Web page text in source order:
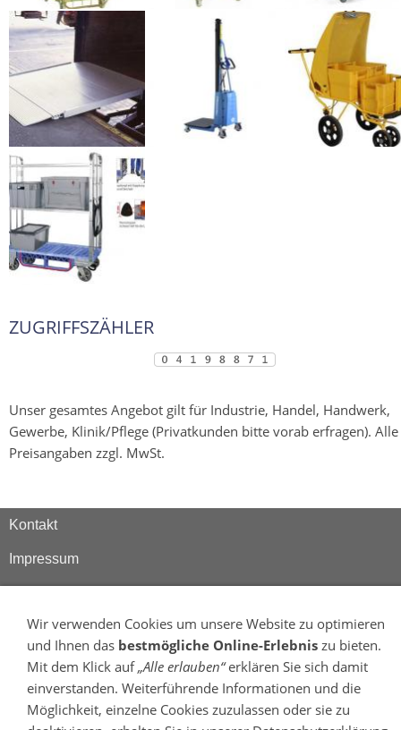
ZUGRIFFSZÄHLER
Unser gesamtes Angebot gilt für Industrie, Handel, Handwerk,
Gewerbe, Klinik/Pflege (Privatkunden bitte vorab erfragen). Alle
Preisangaben zzgl. MwSt.
Kontakt
Impressum
Wir verwenden Cookies um unsere Website zu optimieren
und Ihnen das bestmögliche Online-Erlebnis zu bieten.
Mit dem Klick auf„Alle erlauben“erklären Sie sich damit
einverstanden. Weiterführende Informationen und die
Möglichkeit, einzelne Cookies zuzulassen oder sie zu